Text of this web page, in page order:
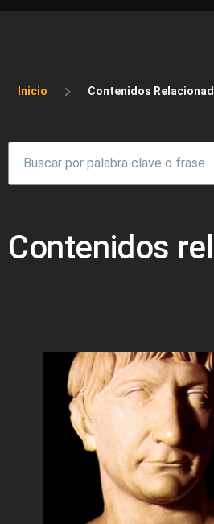
Sobrescribir
Inicio Contenidos
Contenidos